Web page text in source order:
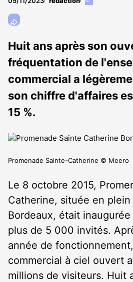
abonnés
Huit ans après son
fréquentation de
commercial a
son chiffre d'affaires
15 %.
Promenade Sainte-Catherine © Meero
Le 8 octobre 2015,
Catherine, située en
Bordeaux, était
plus de 5 000 invités.
année de
commercial à ciel ouvert
millions de visiteurs. Huit